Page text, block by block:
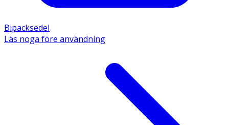
Bipacksedel
Läs noga före användning